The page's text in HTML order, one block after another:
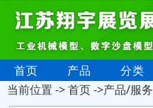
首页 产品 分类
当前位置 ->首页->产品/服务